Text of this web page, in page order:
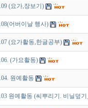
(요가,장보기)
어버이날 행사)
(요가활동,한글공부)
(가요활동)
원예활동
원예활동 (씨뿌리기. 비닐덮기_